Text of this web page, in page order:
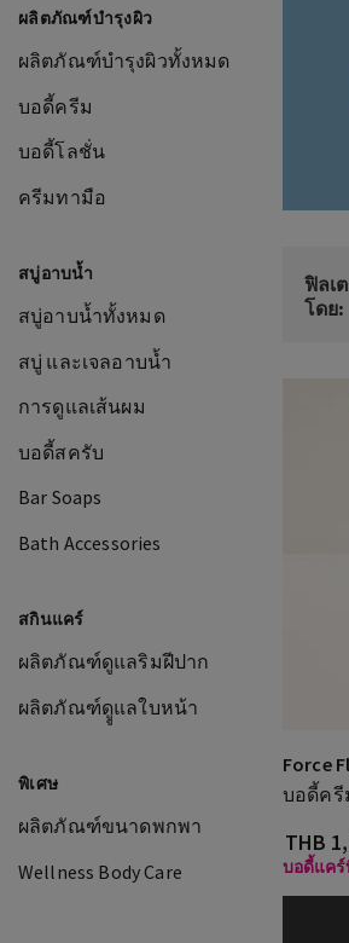
ผลิตภัณฑ์บำรุงผิว
ผลิตภัณฑ์บำรุงผิวทั้งหมด
บอดี้ครีม
บอดี้โลชั่น
ครีมทามือ
สบู่อาบน้ำ
สบู่อาบน้ำทั้งหมด
สบู่ และเจลอาบน้ำ
การดูแลเส้นผม
บอดี้สครับ
Bar Soaps
Bath Accessories
สกินแคร์
ผลิตภัณฑ์ดูแลริมฝีปาก
ผลิตภัณฑ์ดููแลใบหน้า
พิเศษ
ผลิตภัณฑ์ขนาดพกพา
Wellness Body Care
ฟิลเ
โดย:
Force
บอดี้ครี
THB
บอดี้แคร์